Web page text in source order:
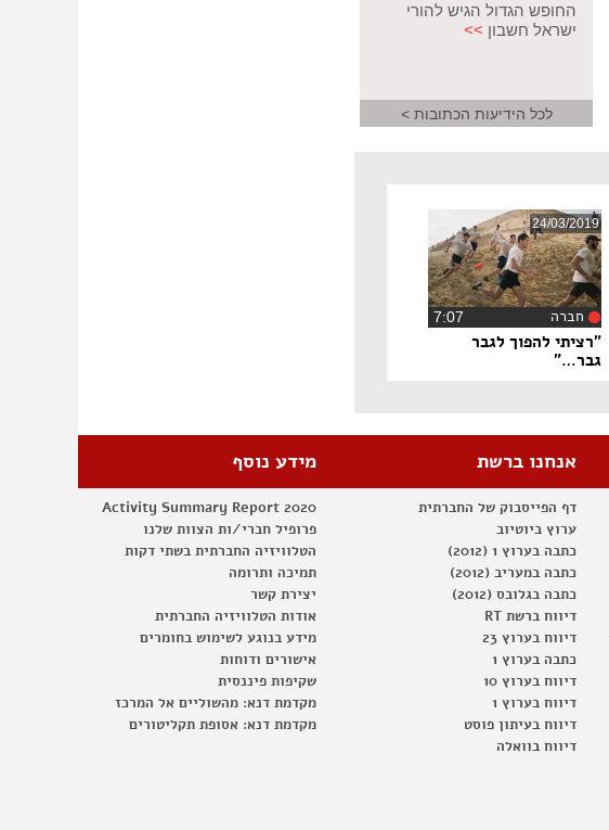
החופש הגדול הגיש להורי
ישראל חשבון >>
לכל הידיעות הכתובות >
24/03/2019
חברה
"רציתי להפוך לגבר
גבר…"
אנחנו ברשת
דף הפייסבוק של החברתית
ערוץ ביוטיוב
כתבה בערוץ 1 (2012)
כתבה במעריב (2012)
כתבה בגלובס (2012)
דיווח ברשת RT
דיווח בערוץ 23
כתבה בערוץ 1
דיווח בערוץ 10
דיווח בערוץ 1
דיווח בעיתון פוסט
דיווח בוואלה
מידע נוסף
Activity Summary Report 2020
פרופיל חברי/ות הצוות שלנו
הטלוויזיה החברתית בשתי דקות
תמיכה ותרומה
יצירת קשר
אודות הטלוויזיה החברתית
מידע בנוגע לשימוש בחומרים
אישורים ודוחות
שקיפות פיננסית
מקדמת דנא: מהשוליים אל המרכז
מקדמת דנא: אסופת תקליטורים